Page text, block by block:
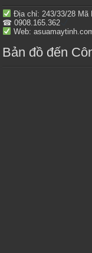
Địa chỉ: 243/33/28 Mã
☎ 0908.165.362
Web:
Bản đồ đến